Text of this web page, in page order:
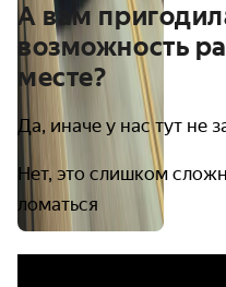
А вам
возможность
месте?
Да, иначе у нас тут не
Нет, это слишком
ломаться